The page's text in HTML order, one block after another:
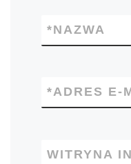
NAZWA
*
ADRES E-
*
WITRYNA